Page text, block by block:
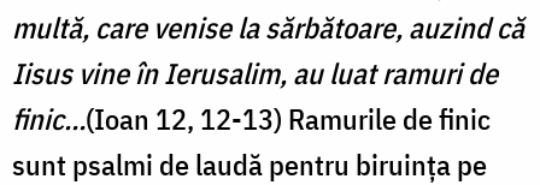
multă, care venise la sărbătoare, auzind că
Iisus vine în Ierusalim, au luat ramuri de
finic…(Ioan 12, 12-13) Ramurile de finic
sunt psalmi de laudă pentru biruinţa pe